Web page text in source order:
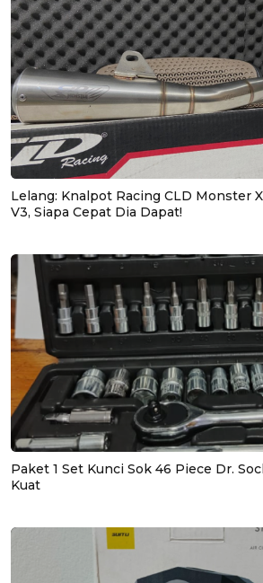
Lelang: Knalpot Racing CLD Monster
V3, Siapa Cepat Dia Dapat!
Paket 1 Set Kunci Sok 46 Piece Dr.
Kuat